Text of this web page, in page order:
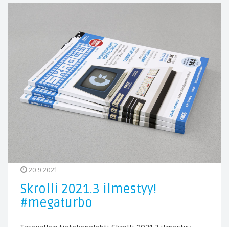
20.9.2021
Skrolli 2021.3 ilmestyy!
#megaturbo